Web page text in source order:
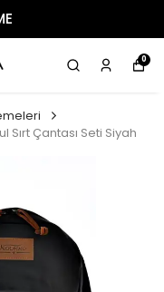
0
Sırt Çantası Seti Siyah